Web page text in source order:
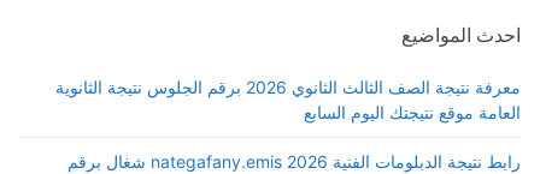
احدث المواضيع
معرفة نتيجة الصف الثالث الثانوي 2026 برقم الجلوس نتيجة الثانوية
العامة موقع نتيجتك اليوم السابع
رابط نتيجة الدبلومات الفنية 2026 nategafany.emis شغال برقم